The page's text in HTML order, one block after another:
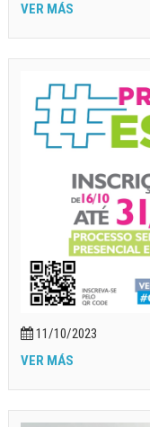
VER MÁS
11/10/2023
VER MÁS